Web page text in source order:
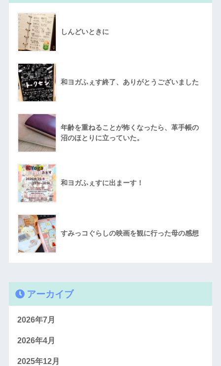
しんどいときに
和ヨガふぇす終了、ありがとうございました
年齢を重ねることが怖くなったら、革手帳の
沼のほとりに立っていた。
和ヨガふぇすに出まーす！
すみっコぐらしの映画を観に行った母の感想
アーカイブ
2026年7月
2026年4月
2025年12月